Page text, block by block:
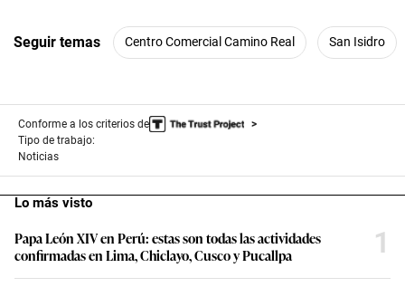
Seguir temas Centro Comercial Camino Real San Isidro
Conforme a los criterios de
Tipo de trabajo:
Noticias
Lo más visto
Papa León XIV en Perú: estas son todas las actividades
confirmadas en Lima, Chiclayo, Cusco y Pucallpa
1